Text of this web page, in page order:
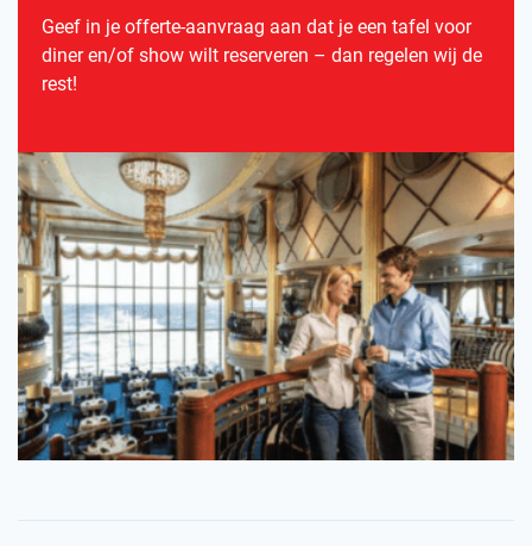
Geef in je offerte-aanvraag aan dat je een tafel voor
diner en/of show wilt reserveren – dan regelen wij de
rest!